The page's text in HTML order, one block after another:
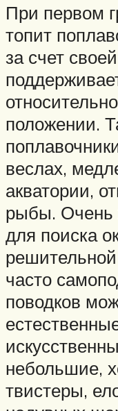
При первом
топит
за счет
положении.
веслах,
акватории,
рыбы. Очень
для поиска
часто
поводков
небольшие,
твистеры,